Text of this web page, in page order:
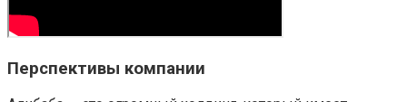
Перспективы компании